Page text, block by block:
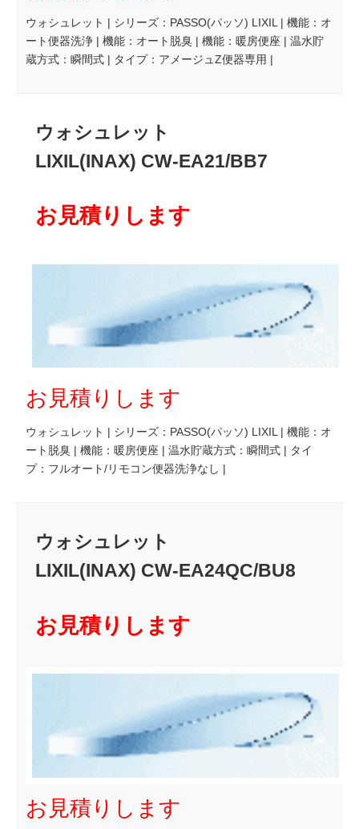
ウォシュレット | シリーズ：PASSO(パッソ) LIXIL | 機能：オ
ート便器洗浄 | 機能：オート脱臭 | 機能：暖房便座 | 温水貯
蔵方式：瞬間式 | タイプ：アメージュZ便器専用 |
ウォシュレット
LIXIL(INAX) CW-EA21/BB7
お見積りします
お見積りします
ウォシュレット | シリーズ：PASSO(パッソ) LIXIL | 機能：オ
ート脱臭 | 機能：暖房便座 | 温水貯蔵方式：瞬間式 | タイ
プ：フルオート/リモコン便器洗浄なし |
ウォシュレット
LIXIL(INAX) CW-EA24QC/BU8
お見積りします
お見積りします